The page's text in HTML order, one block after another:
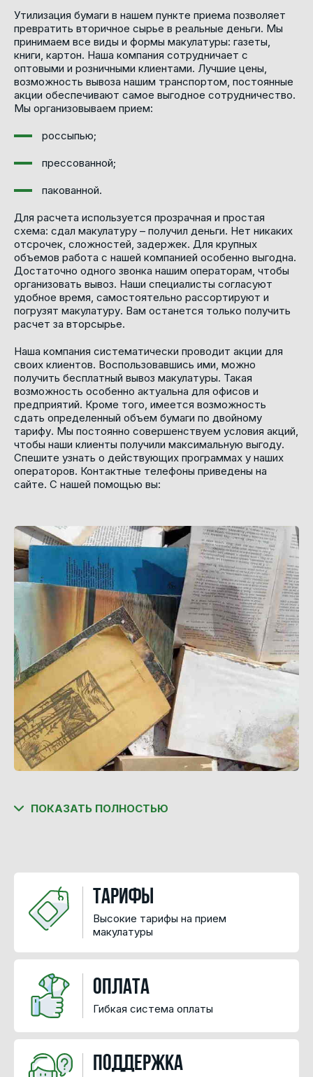
Утилизация бумаги в нашем пункте приема позволяет
превратить вторичное сырье в реальные деньги. Мы
принимаем все виды и формы макулатуры: газеты,
книги, картон. Наша компания сотрудничает с
оптовыми и розничными клиентами. Лучшие цены,
возможность вывоза нашим транспортом, постоянные
акции обеспечивают самое выгодное сотрудничество.
Мы организовываем прием:
россыпью;
прессованной;
пакованной.
Для расчета используется прозрачная и простая
схема: сдал макулатуру – получил деньги. Нет никаких
отсрочек, сложностей, задержек. Для крупных
объемов работа с нашей компанией особенно выгодна.
Достаточно одного звонка нашим операторам, чтобы
организовать вывоз. Наши специалисты согласуют
удобное время, самостоятельно рассортируют и
погрузят макулатуру. Вам останется только получить
расчет за вторсырье.
Наша компания систематически проводит акции для
своих клиентов. Воспользовавшись ими, можно
получить бесплатный вывоз макулатуры. Такая
возможность особенно актуальна для офисов и
предприятий. Кроме того, имеется возможность
сдать определенный объем бумаги по двойному
тарифу. Мы постоянно совершенствуем условия акций,
чтобы наши клиенты получили максимальную выгоду.
Спешите узнать о действующих программах у наших
операторов. Контактные телефоны приведены на
сайте. С нашей помощью вы:
ПОКАЗАТЬ ПОЛНОСТЬЮ
Тарифы
Высокие тарифы на прием
макулатуры
Оплата
Гибкая система оплаты
Поддержка